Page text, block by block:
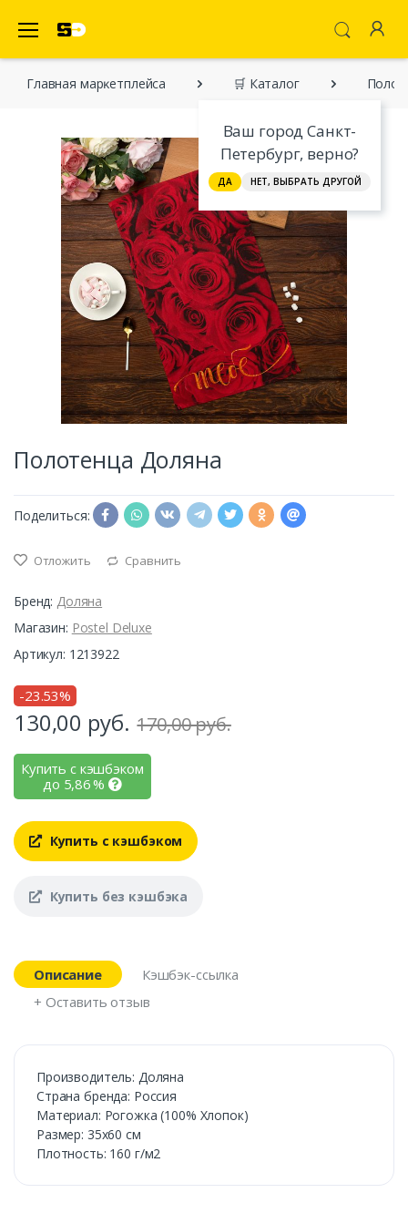
Ваш город Санкт-
Петербург, верно?
ДА НЕТ, ВЫБРАТЬ ДРУГОЙ
Главная марĸетплейса 🛒 Каталог
Полотенца Доляна
Поделиться:
Отложить Сравнить
Бренд: Доляна
Магазин: Postel Deluxe
Артикул: 1213922
-23.53%
130,00 руб. 170,00 руб.
Купить с кэшбэком
до 5,86%
Купить с кэшбэком
Купить без кэшбэка
Описание
Кэшбэк-ссылка
+ Оставить отзыв
Производитель: Доляна
Страна бренда: Россия
Материал: Рогожка (100% Хлопок)
Размер: 35х60 см
Плотность: 160 г/м2